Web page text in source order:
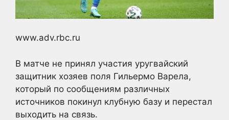
www.adv.rbc.ru
В матче не принял участия уругвайский
защитник хозяев поля Гильермо Варела,
который по сообщениям различных
источников покинул клубную базу и перестал
выходить на связь.